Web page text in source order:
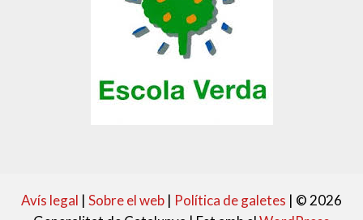
Avís legal | Sobre el web | Política de galetes | © 2026